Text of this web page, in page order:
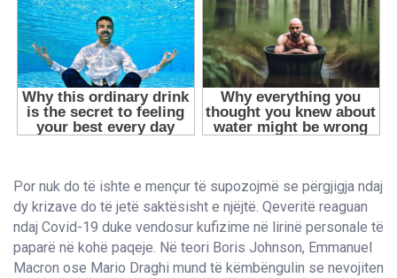
Por nuk do të ishte e mençur të supozojmë se përgjigja ndaj
dy krizave do të jetë saktësisht e njëjtë. Qeveritë reaguan
ndaj Covid-19 duke vendosur kufizime në lirinë personale të
paparë në kohë paqeje. Në teori Boris Johnson, Emmanuel
Macron ose Mario Draghi mund të këmbëngulin se nevojiten